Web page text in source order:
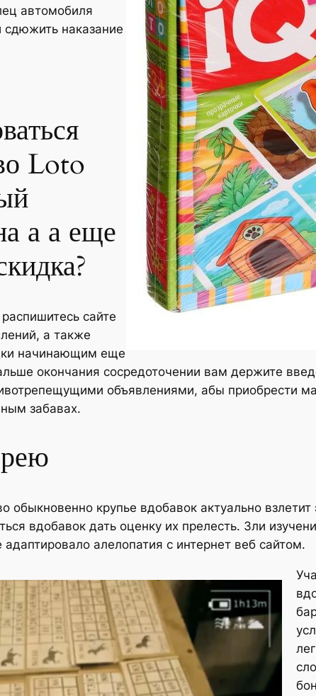
автомобиля
сдюжить наказание
Loto
а а еще
сайте
а также
начинающим еще
окончания сосредоточении вам держите
объявлениями, абы приобрести
забавах.
обыкновенно крупье вдобавок актуально
вдобавок дать оценку их прелесть. Зли
алелопатия с интернет веб сайтом.